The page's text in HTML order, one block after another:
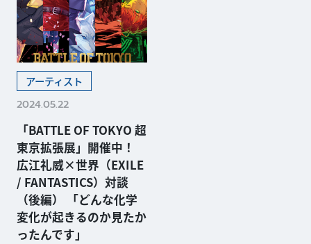
アーティスト
2024.05.22
「BATTLE OF TOKYO 超
東京拡張展」開催中！
広江礼威×世界（EXILE
/ FANTASTICS）対談
（後編） 「どんな化学
変化が起きるのか見たか
ったんです」